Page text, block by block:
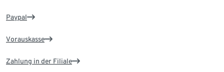
Paypal
Vorauskasse
Zahlung in der Filiale